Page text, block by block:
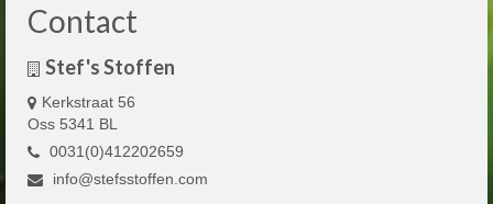
Contact
Stef's Stoffen
Kerkstraat 56
Oss 5341 BL
0031(0)412202659
info@stefsstoffen.com